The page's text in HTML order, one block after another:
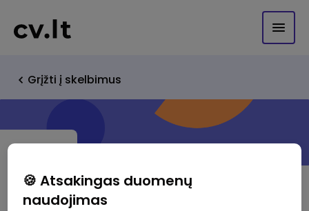
Grįžti į skelbimus
🍪 Atsakingas duomenų
naudojimas